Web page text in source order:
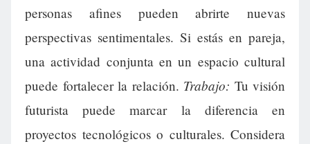
personas afines pueden abrirte nuevas
perspectivas sentimentales. Si estás en pareja,
una actividad conjunta en un espacio cultural
puede fortalecer la relación. Trabajo: Tu visión
futurista puede marcar la diferencia en
proyectos tecnológicos o culturales. Considera